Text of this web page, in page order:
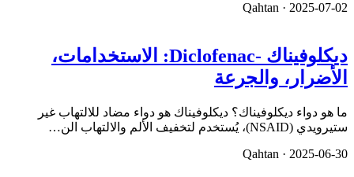
Qahtan · 2025-07-02
ديكلوفيناك -Diclofenac: الاستخدامات،
الأضرار، والجرعة
ما هو دواء ديكلوفيناك؟ ديكلوفيناك هو دواء مضاد للالتهاب غير
ستيرويدي (NSAID)، يُستخدم لتخفيف الألم والالتهاب الن…
Qahtan · 2025-06-30